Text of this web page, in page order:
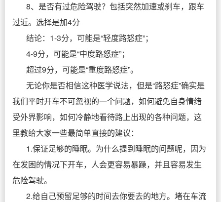
8、是否有过危险驾驶？包括突然加速或刹车，跟车
过近。选择是加4分
结论：1-3分，可能是“轻度路怒症”；
4-9分，可能是“中度路怒症”；
超过9分，可能是“重度路怒症”。
无论你是否相信这种医学说法，但是“路怒症”确实是
我们平时开车不可忽视的一个问题，如何避免自身情绪
受外界影响，如何冷静地看待路上出现的各种问题，这
里教给大家一些最简单直接的建议：
1.保证足够的睡眠。为什么提到睡眠的问题呢，因为
在发困的情况下开车，人会更容易暴躁，并且容易发生
危险驾驶。
2.给自己预留足够的时间去你要去的地方。堵在车流